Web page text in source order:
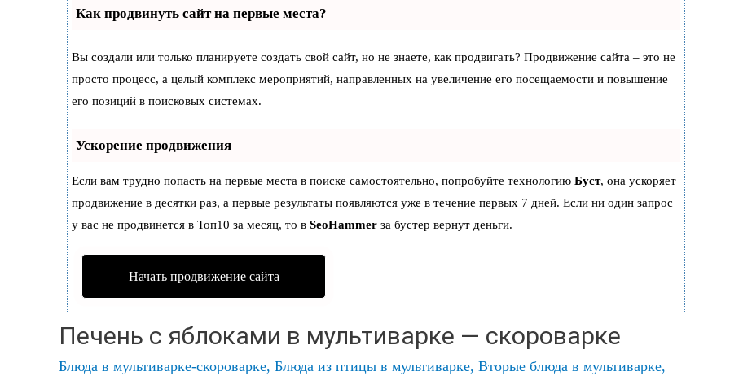
Как продвинуть сайт на первые места?
Вы создали или только планируете создать свой сайт, но не знаете, как продвигать? Продвижение сайта – это не
просто процесс, а целый комплекс мероприятий, направленных на увеличение его посещаемости и повышение
его позиций в поисковых системах.
Ускорение продвижения
Если вам трудно попасть на первые места в поиске самостоятельно, попробуйте технологию Буст, она ускоряет
продвижение в десятки раз, а первые результаты появляются уже в течение первых 7 дней. Если ни один запрос
у вас не продвинется в Топ10 за месяц, то в SeoHammer за бустер вернут деньги.
Начать продвижение сайта
Печень с яблоками в мультиварке — скороварке
Блюда в мультиварке-скороварке, Блюда из птицы в мультиварке, Вторые блюда в мультиварке,